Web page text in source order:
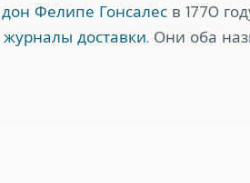
дон Фелипе Гонсалес в 1770
журналы доставки. Они оба